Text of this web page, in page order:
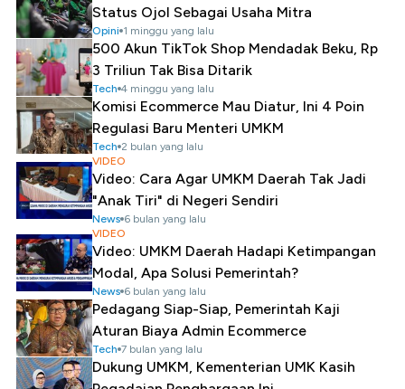
Status Ojol Sebagai Usaha Mitra
Opini 1 minggu yang lalu
500 Akun TikTok Shop Mendadak Beku, Rp
3 Triliun Tak Bisa Ditarik
Tech 4 minggu yang lalu
Komisi Ecommerce Mau Diatur, Ini 4 Poin
Regulasi Baru Menteri UMKM
Tech 2 bulan yang lalu
VIDEO
Video: Cara Agar UMKM Daerah Tak Jadi
"Anak Tiri" di Negeri Sendiri
News 6 bulan yang lalu
VIDEO
Video: UMKM Daerah Hadapi Ketimpangan
Modal, Apa Solusi Pemerintah?
News 6 bulan yang lalu
Pedagang Siap-Siap, Pemerintah Kaji
Aturan Biaya Admin Ecommerce
Tech 7 bulan yang lalu
Dukung UMKM, Kementerian UMK Kasih